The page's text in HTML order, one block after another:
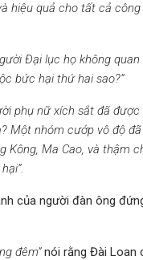
hiệu quả cho tất cả
Đại lục họ không
bức hại thứ hai sao?”
phụ nữ xích sắt đã
Một nhóm cướp vô độ
Kông, Ma Cao, và thậm
của người đàn ông
đêm”nói rằng Đài Loan